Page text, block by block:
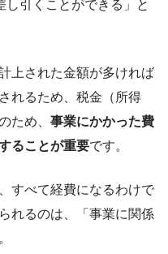
し引くことができる」と
上された金額が多ければ
れるため、税金（所得
ため、 事業にかかった費
ることが重要です。
すべて経費になるわけで
れるのは、「事業に関係